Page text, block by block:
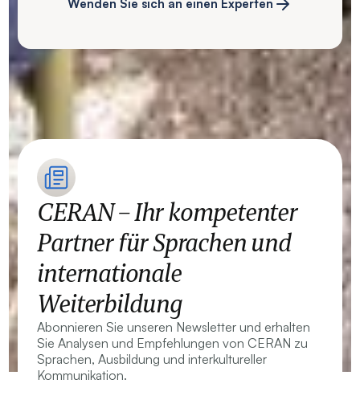
Wenden Sie sich an einen Experten
CERAN – Ihr kompetenter
Partner für Sprachen und
internationale
Weiterbildung
Abonnieren Sie unseren Newsletter und erhalten
Sie Analysen und Empfehlungen von CERAN zu
Sprachen, Ausbildung und interkultureller
Kommunikation.